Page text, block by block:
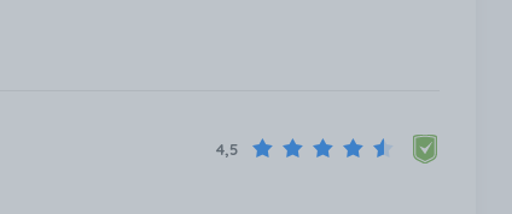
4,5